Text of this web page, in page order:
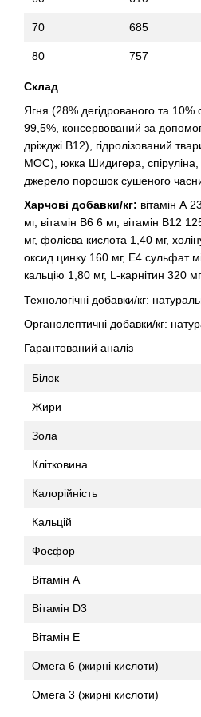
70 685
80 757
Склад
Ягня (28% дегідрованого та
99,5%, консервований за
дріжджі B12), гідролізований
МОС), юкка Шидигера, спіруліна,
джерело порошок сушеного
Харчові добавки/кг: вітамін А
мг, вітамін В6 6 мг, вітамін В12
мг, фолієва кислота 1,40 мг,
оксид цинку 160 мг, Е4 сульфат
кальцію 1,80 мг, L-карнітин 320
Технологічні добавки/кг:
Органолептичні добавки/кг:
Гарантований аналіз
Білок
Жири
Зола
Клітковина
Калорійність
Кальцій
Фосфор
Вітамін А
Вітамін D3
Вітамін Е
Омега 6 (жирні кислоти)
Омега 3 (жирні кислоти)